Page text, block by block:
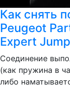
Как снять
Peugeot
Expert
Соединение
(как пружина в
либо